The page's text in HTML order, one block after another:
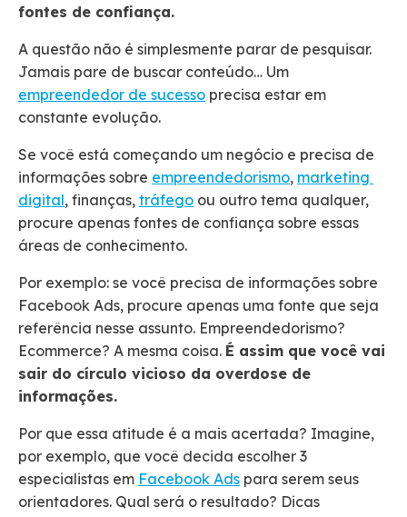
fontes de confiança.
A questão não é simplesmente parar de pesquisar.
Jamais pare de buscar conteúdo… Um
empreendedor de sucesso precisa estar em
constante evolução.
Se você está começando um negócio e precisa de
informações sobre empreendedorismo, marketing
digital, finanças, tráfego ou outro tema qualquer,
procure apenas fontes de confiança sobre essas
áreas de conhecimento.
Por exemplo: se você precisa de informações sobre
Facebook Ads, procure apenas uma fonte que seja
referência nesse assunto. Empreendedorismo?
Ecommerce? A mesma coisa. É assim que você vai
sair do círculo vicioso da overdose de
informações.
Por que essa atitude é a mais acertada? Imagine,
por exemplo, que você decida escolher 3
especialistas em Facebook Ads para serem seus
orientadores. Qual será o resultado? Dicas